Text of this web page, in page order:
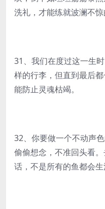
洗礼，才能练就波澜不惊
31、我们在度过这一生
样的行李，但直到最后
能防止灵魂枯竭。
32、你要做一个不动声
偷偷想念，不准回头看
话，不是所有的鱼都会生